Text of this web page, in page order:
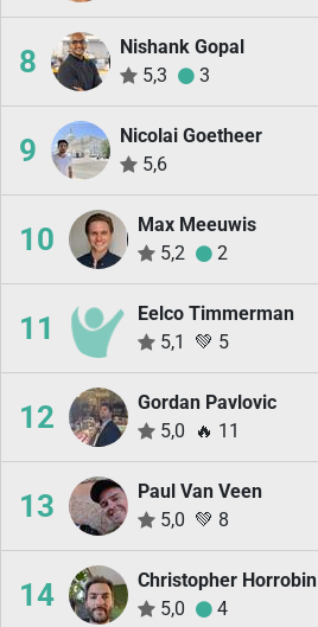
8
Nishank Gopal
5,3
3
9
Nicolai Goetheer
5,6
10
Max Meeuwis
5,2
2
11
Eelco Timmerman
5,1
💚 5
12
Gordan Pavlovic
5,0
🔥 11
13
Paul Van Veen
5,0 💚 8
14
Christopher Horrobin
5,0
4